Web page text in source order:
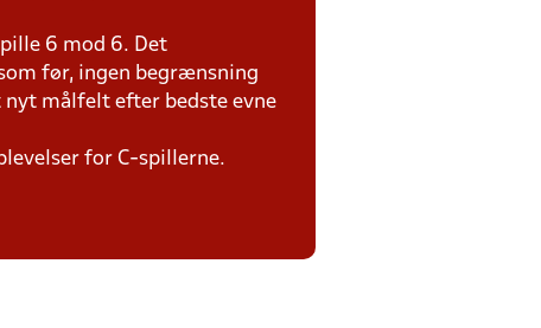
6 mod 6. Det
før, ingen begrænsning
målfelt efter bedste evne
for C-spillerne.